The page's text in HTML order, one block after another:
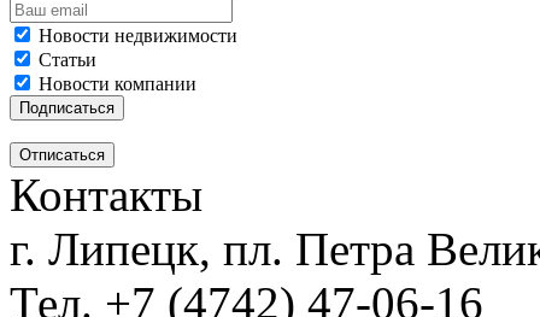
Новости недвижимости
Статьи
Новости компании
Контакты
г. Липецк, пл. Петра
Тел. +7 (4742) 47-06-16